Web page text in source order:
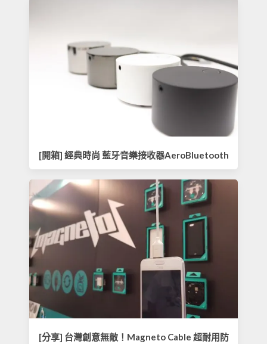
[開箱] 經典時尚 藍牙音樂接收器AeroBluetooth
[分享] 台灣創意無敵！Magneto Cable 超耐用防